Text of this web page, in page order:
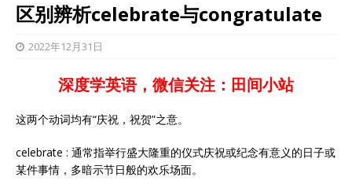
区别辨析celebrate与congratulate
2022年12月31日
深度学英语，微信关注：田间小站
这两个动词均有“庆祝，祝贺”之意。
celebrate : 通常指举行盛大隆重的仪式庆祝或纪念有意义的日子或
某件事情，多暗示节日般的欢乐场面。